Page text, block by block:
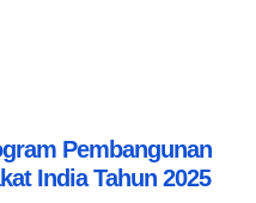
Pembangunan
India Tahun 2025